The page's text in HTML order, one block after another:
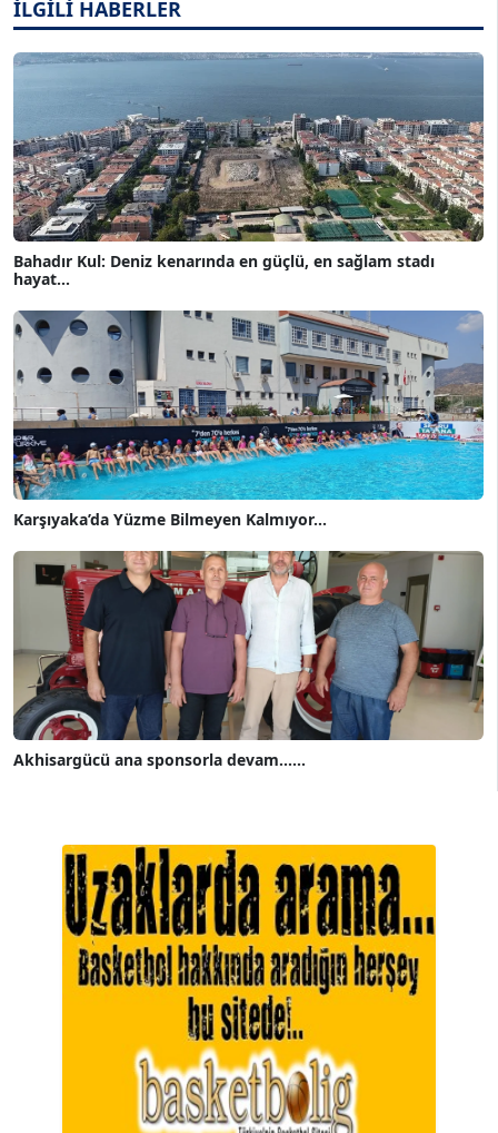
İLGİLİ HABERLER
Bahadır Kul: Deniz kenarında en güçlü, en sağlam stadı
hayat...
Karşıyaka’da Yüzme Bilmeyen Kalmıyor...
Akhisargücü ana sponsorla devam......
A. BAHRİ VRESKALA
Köşe Yazarı